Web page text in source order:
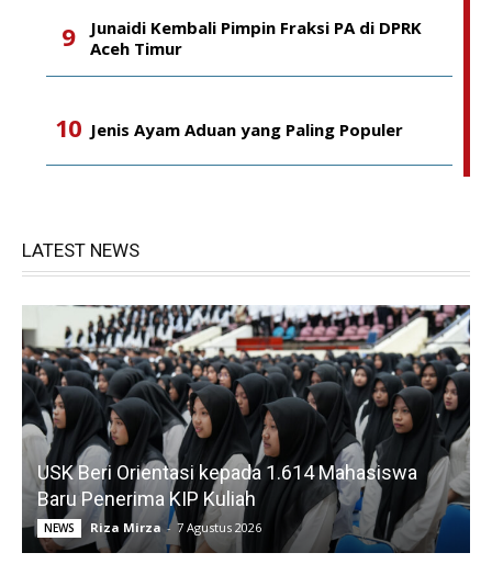
Junaidi Kembali Pimpin Fraksi PA di DPRK
Aceh Timur
Jenis Ayam Aduan yang Paling Populer
LATEST NEWS
USK Beri Orientasi kepada 1.614 Mahasiswa
Baru Penerima KIP Kuliah
NEWS Riza Mirza - 7 Agustus 2026